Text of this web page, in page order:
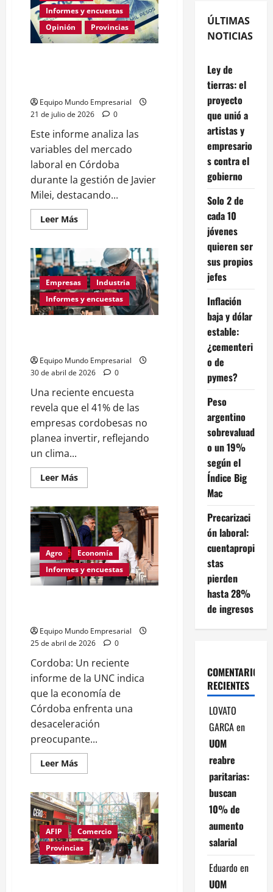
Informes y encuestas
Opinión
Provincias
Equipo Mundo Empresarial
21 de julio de 2026
0
Este informe analiza las
variables del mercado
laboral en Córdoba
durante la gestión de Javier
Milei, destacando...
Leer MásLeer
más
lo
que
va
de
la
gestión
de
5000
empresas
Empresas
Industria
Informes y encuestas
Equipo Mundo Empresarial
30 de abril de 2026
0
Una reciente encuesta
revela que el 41% de las
empresas cordobesas no
planea invertir, reflejando
un clima...
Leer MásLeer
más
Encuesta
en
Córdoba:
cayó
el
nivel
de
actividad
del
44%
Agro
Economía
Informes y encuestas
Equipo Mundo Empresarial
25 de abril de 2026
0
Cordoba: Un reciente
informe de la UNC indica
que la economía de
Córdoba enfrenta una
desaceleración
preocupante...
Leer MásLeer
más
Crisis
sicologica:
En
Cordoba
cae
la
industria
y
el
AFIP
Comercio
Provincias
ÚLTIMAS
NOTICIAS
Ley de
tierras: el
proyecto
que unió a
artistas y
empresario
s contra el
gobierno
Solo 2 de
cada 10
jóvenes
quieren ser
sus propios
jefes
Inflación
baja y dólar
estable:
¿cementeri
o de
pymes?
Peso
argentino
sobrevaluad
o un 19%
según el
Índice Big
Mac
Precarizaci
ón laboral:
cuentapropi
stas
pierden
hasta 28%
de ingresos
COMENTARIOS
RECIENTES
LOVATO
GARCAen
UOM
reabre
paritarias:
buscan
10% de
aumento
salarial
Eduardo en
UOM